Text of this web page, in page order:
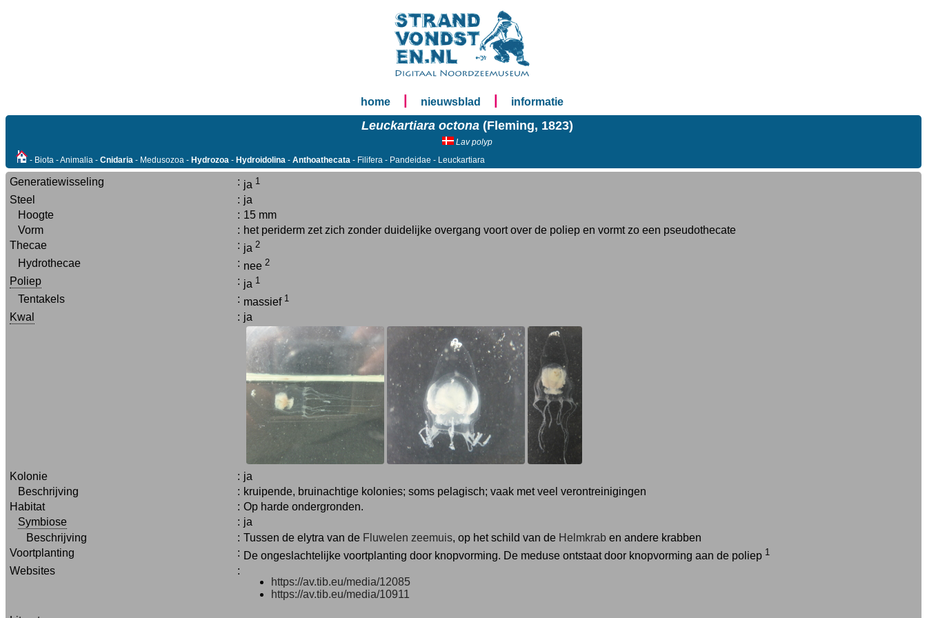
home nieuwsblad informatie
Leuckartiara octona(Fleming, 1823)
Lav polyp
- Biota - Animalia - Cnidaria - Medusozoa - Hydrozoa - Hydroidolina - Anthoathecata - Filifera - Pandeidae - Leuckartiara
Generatiewisseling : ja 1
Steel : ja
Hoogte
: 15 mm
Vorm
: het periderm zet zich zonder duidelijke overgang voort over de poliep en vormt zo een pseudothecate
Thecae
: ja 2
Hydrothecae : nee 2
Poliep : ja 1
Tentakels : massief 1
Kwal : ja
Kolonie : ja
Beschrijving
: kruipende, bruinachtige kolonies; soms pelagisch; vaak met veel verontreinigingen
Habitat
: Op harde ondergronden.
Symbiose
: ja
Beschrijving
: Tussen de elytra van de Fluwelen zeemuis, op het schild van de Helmkrab en andere krabben
Voortplanting
: De ongeslachtelijke voortplanting door knopvorming. De meduse ontstaat door knopvorming aan de poliep 1
Websites
:
https://av.tib.eu/media/12085
https://av.tib.eu/media/10911